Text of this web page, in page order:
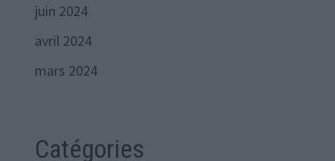
juin 2024
avril 2024
mars 2024
Catégories